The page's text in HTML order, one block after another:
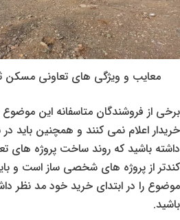
معایب و ویژگی های تعاونی مسکن
برخی از فروشندگان متاسفانه این موضوع
خریدار اعلام نمی کنند و همچنین باید در
داشته باشید که روند ساخت پروژه های
کندتر از پروژه های شخصی ساز است و
موضوع را در ابتدای خرید خود مد نظر
باشید.